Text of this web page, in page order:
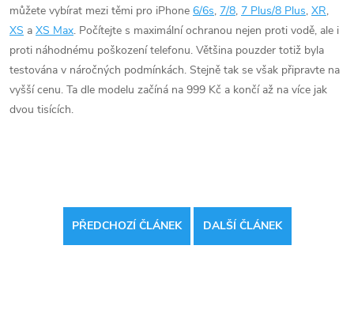
můžete vybírat mezi těmi pro iPhone 6/6s, 7/8, 7 Plus/8 Plus, XR,
XS a XS Max. Počítejte s maximální ochranou nejen proti vodě, ale i
proti náhodnému poškození telefonu. Většina pouzder totiž byla
testována v náročných podmínkách. Stejně tak se však připravte na
vyšší cenu. Ta dle modelu začíná na 999 Kč a končí až na více jak
dvou tisících.
PŘEDCHOZÍ ČLÁNEK DALŠÍ ČLÁNEK